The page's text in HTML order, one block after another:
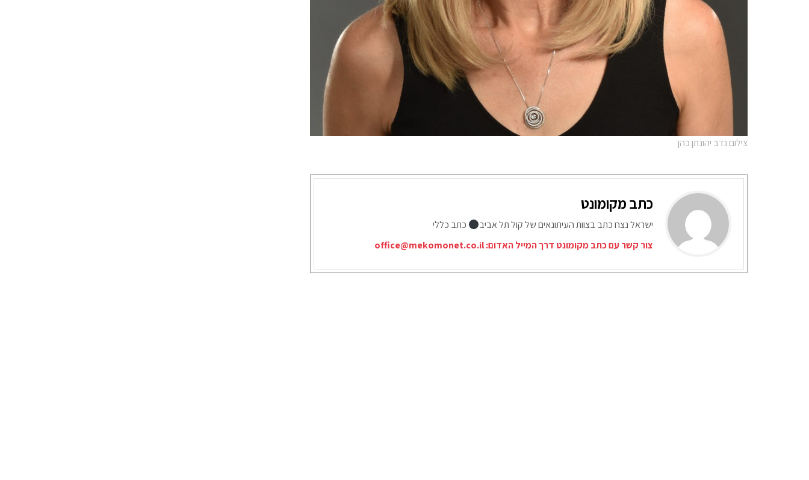
צילום נדב יהונתן כהן
כתב מקומונט
ישראל נצח כתב בצוות העיתונאים של קול תל אביב
כתב כללי
צור קשר עם כתב מקומונט דרך המייל האדום:office@mekomonet.co.il